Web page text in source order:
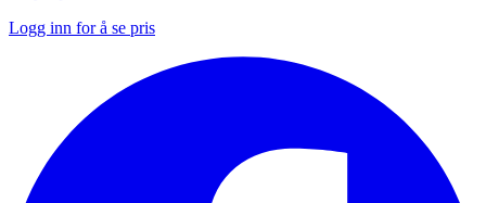
Logg inn for å se pris